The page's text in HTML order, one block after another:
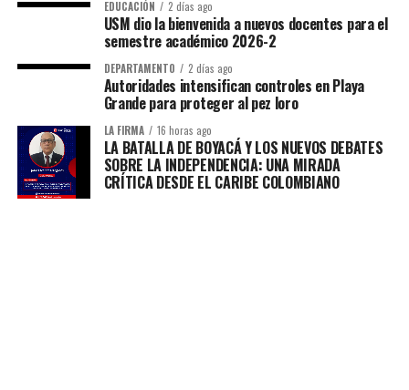
EDUCACIÓN 2 días ago
USM dio la bienvenida a nuevos docentes para el
semestre académico 2026-2
DEPARTAMENTO 2 días ago
Autoridades intensifican controles en Playa
Grande para proteger al pez loro
LA FIRMA 16 horas ago
LA BATALLA DE BOYACÁ Y LOS NUEVOS DEBATES
SOBRE LA INDEPENDENCIA: UNA MIRADA
CRÍTICA DESDE EL CARIBE COLOMBIANO